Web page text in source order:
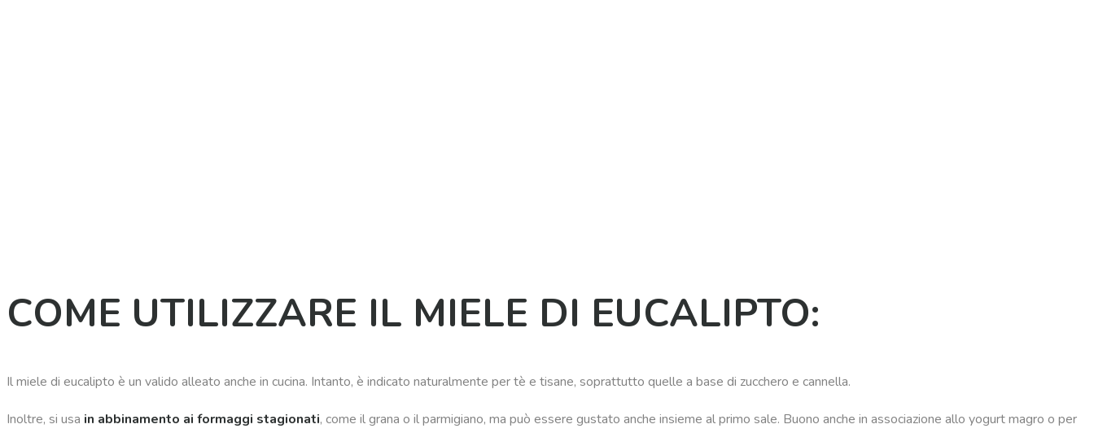
COME UTILIZZARE IL MIELE DI EUCALIPTO:
Il miele di eucalipto è un valido alleato anche in cucina. Intanto, è indicato naturalmente per tè e tisane, soprattutto quelle a base di zucchero e cannella.
Inoltre, si usa in abbinamento ai formaggi stagionati, come il grana o il parmigiano, ma può essere gustato anche insieme al primo sale. Buono anche in associazione allo yogurt magro o per